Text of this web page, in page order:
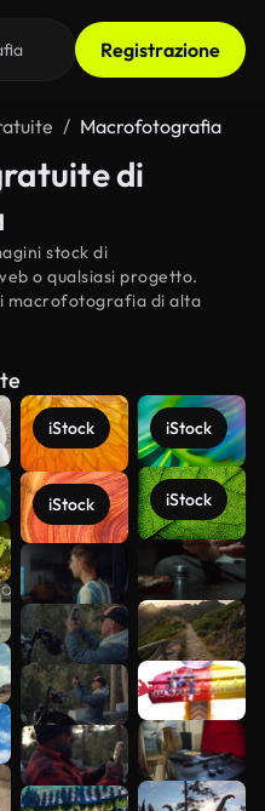
Registrazione
Macrofotografia
di
stock di
o qualsiasi progetto.
macrofotografia di alta
iStock
iStock
iStock
iStock
Scopri di
più